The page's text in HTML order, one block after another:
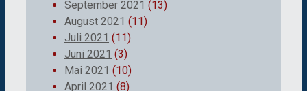
September 2021 (13)
August 2021 (11)
Juli 2021 (11)
Juni 2021 (3)
Mai 2021 (10)
April 2021 (8)